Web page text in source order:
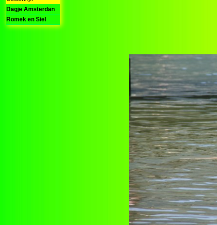
Dagje Amsterdan
Romek en Siel